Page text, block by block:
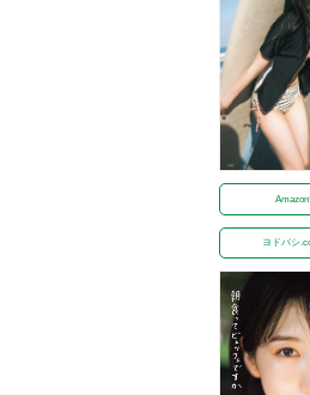
Amazon
ヨドバシ